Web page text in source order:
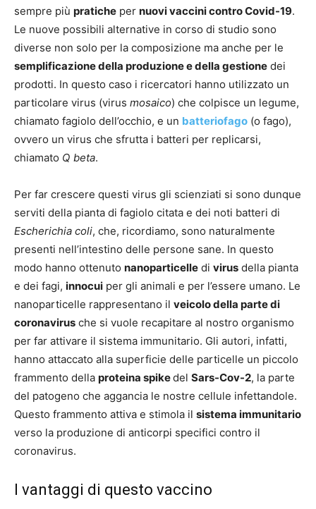
sempre più pratiche per nuovi vaccini contro Covid-19.
Le nuove possibili alternative in corso di studio sono
diverse non solo per la composizione ma anche per le
semplificazione della produzione e della gestione dei
prodotti. In questo caso i ricercatori hanno utilizzato un
particolare virus (virus mosaico) che colpisce un legume,
chiamato fagiolo dell’occhio, e un batteriofago (o fago),
ovvero un virus che sfrutta i batteri per replicarsi,
chiamato Q beta.
Per far crescere questi virus gli scienziati si sono dunque
serviti della pianta di fagiolo citata e dei noti batteri di
Escherichia coli, che, ricordiamo, sono naturalmente
presenti nell’intestino delle persone sane. In questo
modo hanno ottenuto nanoparticelle di virus della pianta
e dei fagi, innocui per gli animali e per l’essere umano. Le
nanoparticelle rappresentano il veicolo della parte di
coronavirus che si vuole recapitare al nostro organismo
per far attivare il sistema immunitario. Gli autori, infatti,
hanno attaccato alla superficie delle particelle un piccolo
frammento della proteina spikedel Sars-Cov-2, la parte
del patogeno che aggancia le nostre cellule infettandole.
Questo frammento attiva e stimola il sistema immunitario
verso la produzione di anticorpi specifici contro il
coronavirus.
I vantaggi di questo vaccino